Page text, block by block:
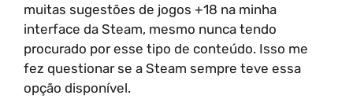
muitas sugestões de jogos +18 na minha
interface da Steam, mesmo nunca tendo
procurado por esse tipo de conteúdo. Isso me
fez questionar se a Steam sempre teve essa
opção disponível.